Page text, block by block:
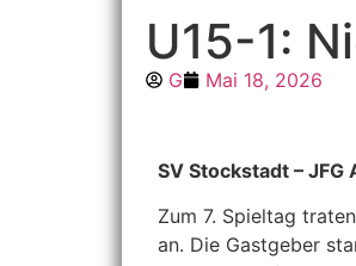
U15-1:
G Mai 18, 2026
SV Stockstadt –
Zum 7. Spieltag
an. Die Gastgeber